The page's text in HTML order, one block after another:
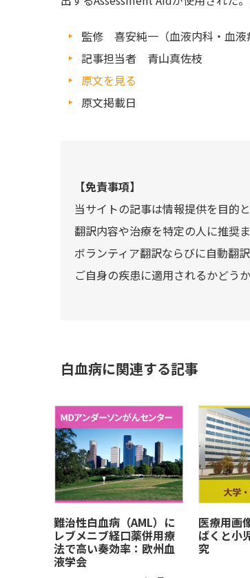
監修 喜安純一（血液内科・血液
記事担当者 青山真佐枝
原文を見る
原文掲載日
【免責事項】
当サイトの記事は情報提供を目的
翻訳内容や治療を特定の人に推奨
ボランティア翻訳ならびに自動翻
ご自身の疾患に適用されるかどう
白血病に関連する記事
難治性白血病（AML）に
レブメニブ経口薬併用療
法で高い奏効率：欧州血
液学会
医療用画
ばくと小
究